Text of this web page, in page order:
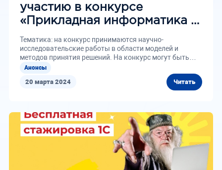
20 марта 2024 Читать
участию в конкурсе
«Прикладная информатика –
2024»
Тематика: на конкурс принимаются научно-
исследовательские работы в области моделей и
методов принятия решений. На конкурс могут быть
поданы...
Анонсы